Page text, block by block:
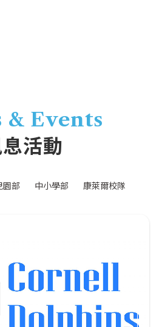
& Events
活動
園部 中小學部 康萊爾校隊